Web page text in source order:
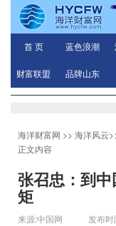
首 页 蓝色浪潮
财富联盟 品牌山东
海洋财富网 >> 海洋风云
正文内容
张召忠：到
矩
来源:中国网 发布时